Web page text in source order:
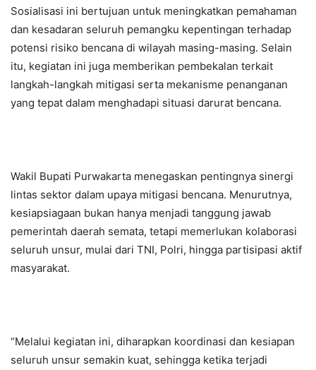
Sosialisasi ini bertujuan untuk meningkatkan pemahaman
dan kesadaran seluruh pemangku kepentingan terhadap
potensi risiko bencana di wilayah masing-masing. Selain
itu, kegiatan ini juga memberikan pembekalan terkait
langkah-langkah mitigasi serta mekanisme penanganan
yang tepat dalam menghadapi situasi darurat bencana.
Wakil Bupati Purwakarta menegaskan pentingnya sinergi
lintas sektor dalam upaya mitigasi bencana. Menurutnya,
kesiapsiagaan bukan hanya menjadi tanggung jawab
pemerintah daerah semata, tetapi memerlukan kolaborasi
seluruh unsur, mulai dari TNI, Polri, hingga partisipasi aktif
masyarakat.
“Melalui kegiatan ini, diharapkan koordinasi dan kesiapan
seluruh unsur semakin kuat, sehingga ketika terjadi